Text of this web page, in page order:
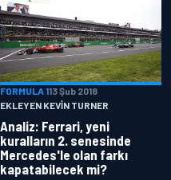
FORMULA 113 Şub 2018
EKLEYEN KEVIN TURNER
Analiz: Ferrari, yeni
kuralların 2. senesinde
Mercedes'le olan farkı
kapatabilecek mi?